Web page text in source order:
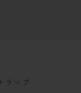
ラップ